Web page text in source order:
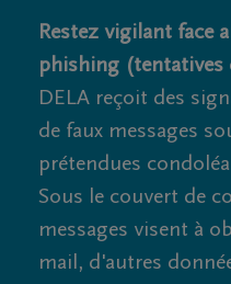
Restez vigilant face
phishing (tentatives
DELA reçoit des
de faux messages
prétendues
Sous le couvert de
messages visent à
mail, d'autres